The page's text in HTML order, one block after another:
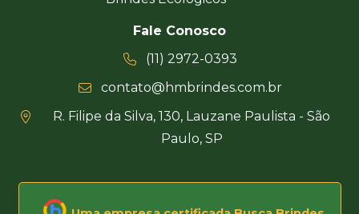
Fale Conosco
(11) 2972-0393
contato@hmbrindes.com.br
R. Filipe da Silva, 130, Lauzane Paulista - São
Paulo, SP